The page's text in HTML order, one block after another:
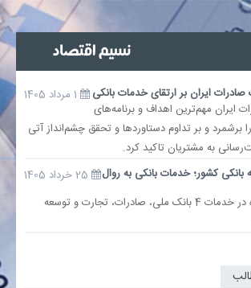
خبرنگار
استخدام
اجتماعی
صادرات ایران بر ارتقای خدمات بانکی​
ایران مهم‌ترین اهداف و برنامه‌های
برشمرد و بر تداوم دستاوردها و تحقق چشم‌انداز آتی
به مشتریان تاکید کرد.
بانکی کشور؛ خدمات بانکی به روال
اختلال به وجود آمده در خدمات 4 بانک ملی، صادرات، تجارت و توسعه